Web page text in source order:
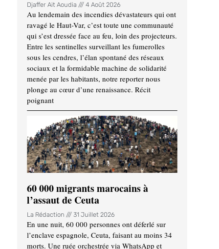
Djaffer Ait Aoudia 4 Août 2026
Au lendemain des incendies dévastateurs qui ont
ravagé le Haut-Var, c’est toute une communauté
qui s’est dressée face au feu, loin des projecteurs.
Entre les sentinelles surveillant les fumerolles
sous les cendres, l’élan spontané des réseaux
sociaux et la formidable machine de solidarité
menée par les habitants, notre reporter nous
plonge au cœur d’une renaissance. Récit
poignant
60 000 migrants marocains à
l’assaut de Ceuta
La Rédaction 31 Juillet 2026
En une nuit, 60 000 personnes ont déferlé sur
l’enclave espagnole, Ceuta, faisant au moins 34
morts. Une ruée orchestrée via WhatsApp et